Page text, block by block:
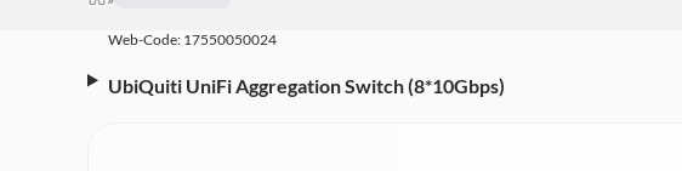
Web-Code: 17550050024
UbiQuiti UniFi Aggregation Switch (8*10Gbps)